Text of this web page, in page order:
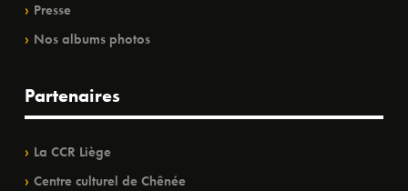
Presse
Nos albums photos
Partenaires
La CCR Liège
Centre culturel de Chênée